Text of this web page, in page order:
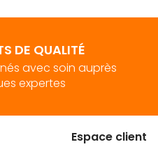
DE QUALITÉ
avec soin auprès
expertes
Espace client